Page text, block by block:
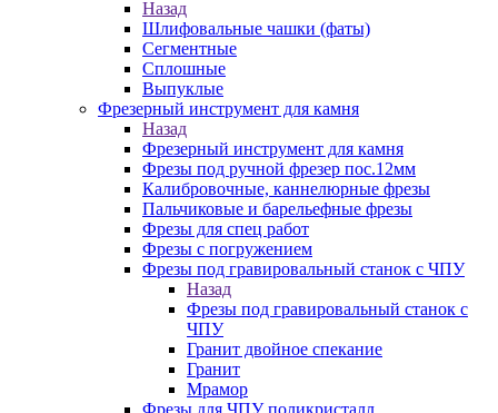
Назад
Шлифовальные чашки (фаты)
Сегментные
Сплошные
Выпуклые
Фрезерный инструмент для камня
Назад
Фрезерный инструмент для камня
Фрезы под ручной фрезер пос.12мм
Калибровочные, каннелюрные фрезы
Пальчиковые и барельефные фрезы
Фрезы для спец работ
Фрезы с погружением
Фрезы под гравировальный станок с ЧПУ
Назад
Фрезы под гравировальный станок с
ЧПУ
Гранит двойное спекание
Гранит
Мрамор
Фрезы для ЧПУ поликристалл